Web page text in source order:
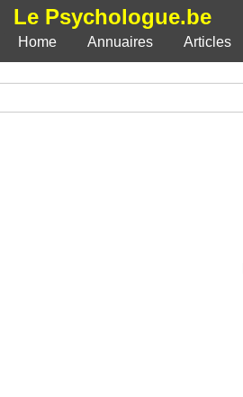
Le Psychologue.be
Home
Annuaires Articles